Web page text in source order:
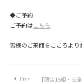
◆ご予約
ご予約はこちら
皆様のご来館をこころより
【限定15組・